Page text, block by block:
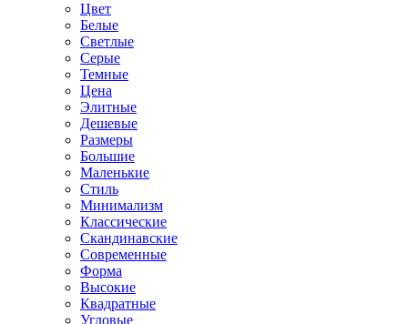
Цвет
Белые
Светлые
Серые
Темные
Цена
Элитные
Дешевые
Размеры
Большие
Маленькие
Стиль
Минимализм
Классические
Скандинавские
Современные
Форма
Высокие
Квадратные
Угловые